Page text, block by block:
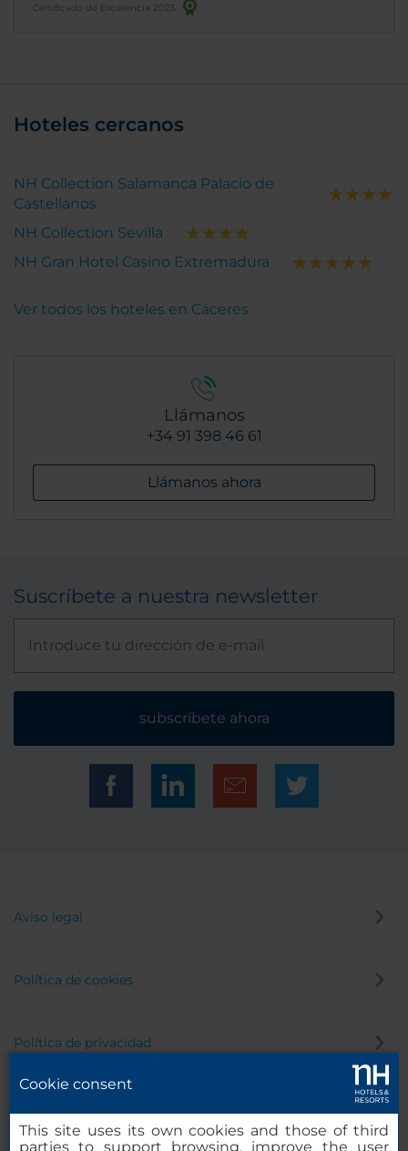
Certificado de Excelencia 2025
Hoteles cercanos
NH Collection Salamanca Palacio de
Castellanos
NH Collection Sevilla
NH Gran Hotel Casino Extremadura
Ver todos los hoteles en Cáceres
Llámanos
+34 91 398 46 61
Llámanos ahora
Suscríbete a nuestra newsletter
subscríbete ahora
Aviso legal
Política de cookies
Política de privacidad
Cookie consent
This site uses its own cookies and those of third
parties to support browsing, improve the user